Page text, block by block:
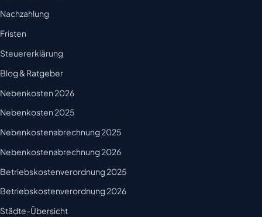
Nachzahlung
Fristen
Steuererklärung
Blog & Ratgeber
Nebenkosten 2026
Nebenkosten 2025
Nebenkostenabrechnung 2025
Nebenkostenabrechnung 2026
Betriebskostenverordnung 2025
Betriebskostenverordnung 2026
Städte-Übersicht